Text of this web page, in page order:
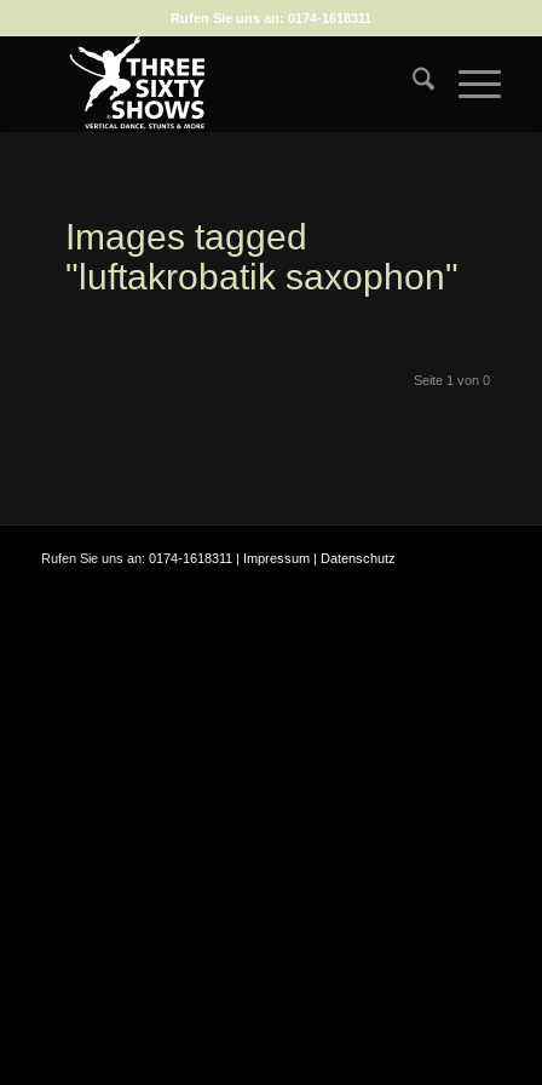
Rufen Sie uns an: 0174-1618311
Images tagged
"luftakrobatik saxophon"
Seite 1 von 0
Rufen Sie uns an: 0174-1618311 | Impressum| Datenschutz